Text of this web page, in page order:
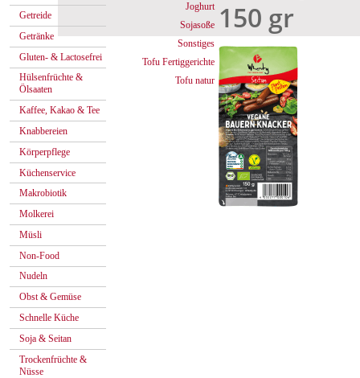
Getreide
Getränke
Gluten- & Lactosefrei
Hülsenfrüchte &
Ölsaaten
Kaffee, Kakao & Tee
Knabbereien
Körperpflege
Küchenservice
Makrobiotik
Molkerei
Müsli
Non-Food
Nudeln
Obst & Gemüse
Schnelle Küche
Soja & Seitan
Trockenfrüchte &
Nüsse
Joghurt
Sojasoße
Sonstiges
Tofu Fertiggerichte
Tofu natur
150 gr